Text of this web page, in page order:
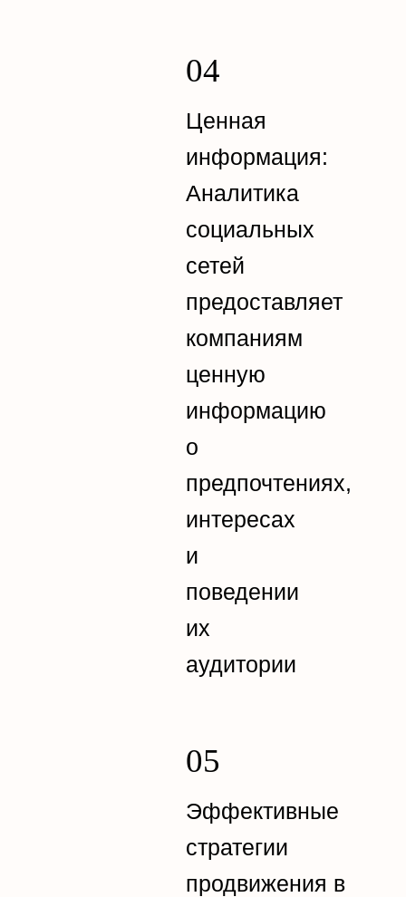
Ценная
информация:
Аналитика
социальных
сетей
предоставляет
компаниям
ценную
информацию
о
предпочтениях,
интересах
и
поведении
их
аудитории
Эффективные
стратегии
продвижения в